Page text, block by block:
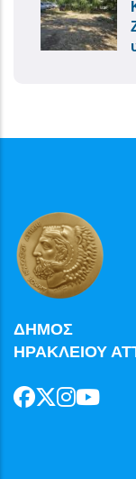
ΔΗΜΟΣ
ΗΡΑΚΛΕΙΟΥ